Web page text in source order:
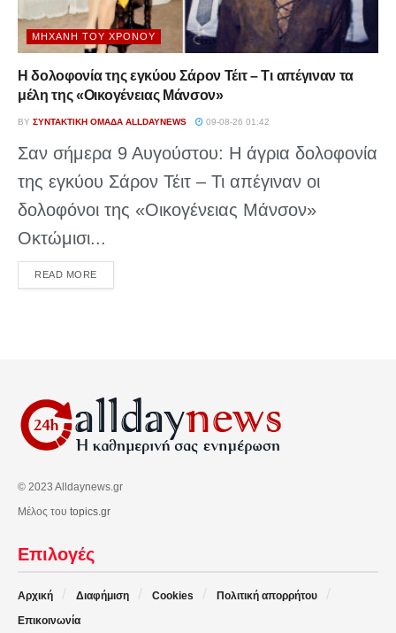
ΜΗΧΑΝΉ ΤΟΥ ΧΡΌΝΟΥ
Η δολοφονία της εγκύου Σάρον Τέιτ – Τι απέγιναν τα
μέλη της «Οικογένειας Μάνσον»
BY ΣΥΝΤΑΚΤΙΚΉ ΟΜΆΔΑ ALLDAYNEWS 09-08-26 01:42
Σαν σήμερα 9 Αυγούστου: Η άγρια δολοφονία
της εγκύου Σάρον Τέιτ – Τι απέγιναν οι
δολοφόνοι της «Οικογένειας Μάνσον»
Οκτώμισι...
READ MOREDETAILS
© 2023 Alldaynews.gr
Μέλος του topics.gr
Επιλογές
Αρχική Διαφήμιση Cookies
Πολιτική απορρήτου
Επικοινωνία